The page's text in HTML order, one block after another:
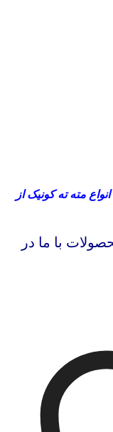
مته ته کونیک از
با ما در